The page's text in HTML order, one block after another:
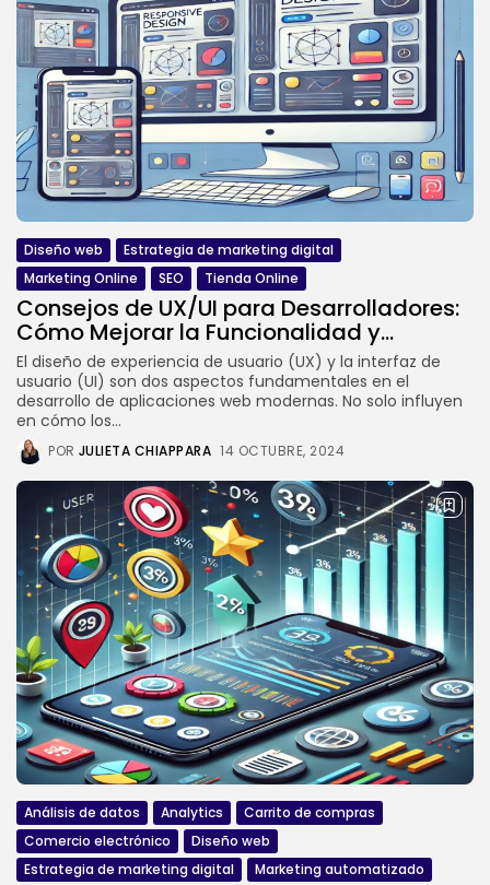
Diseño web
Estrategia de marketing digital
Marketing Online
SEO Tienda Online
Consejos de UX/UI para Desarrolladores:
Cómo Mejorar la Funcionalidad y...
El diseño de experiencia de usuario (UX) y la interfaz de
usuario (UI) son dos aspectos fundamentales en el
desarrollo de aplicaciones web modernas. No solo influyen
en cómo los...
POR JULIETA CHIAPPARA 14 OCTUBRE, 2024
Análisis de datos Analytics
Carrito de compras
Comercio electrónico
Diseño web
Estrategia de marketing digital
Marketing automatizado